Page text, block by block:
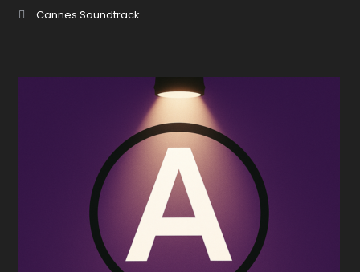
Cannes Soundtrack